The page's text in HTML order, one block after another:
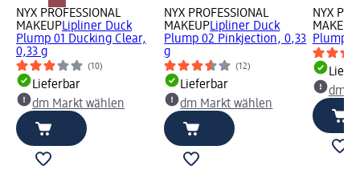
NYX PROFESSIONAL
MAKEUPLipliner Duck
Plump 01 Ducking Clear,
0,33 g
(10)
Lieferbar
dm Markt wählen
NYX PROFESSIONAL
MAKEUPLipliner Duck
Plump 02 Pinkjection, 0,33
g
(12)
Lieferbar
dm Markt wählen
NYX
MAKEUP
Plump
dm